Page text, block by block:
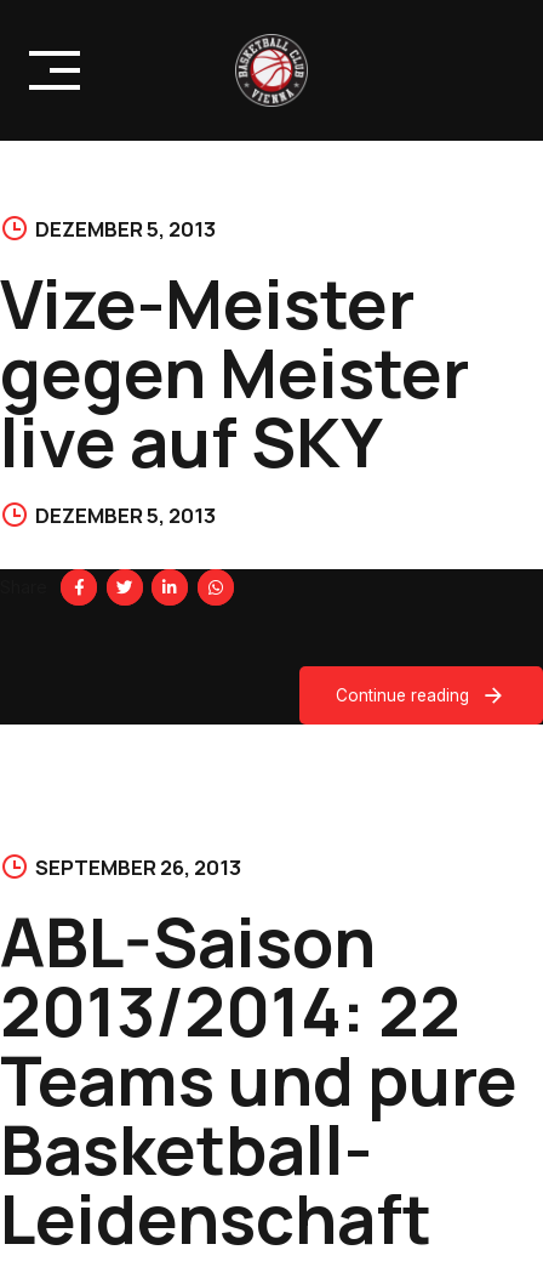
content
DEZEMBER 5, 2013
Vize-Meister
gegen Meister
live auf SKY
DEZEMBER 5, 2013
Continue reading
SEPTEMBER 26, 2013
ABL-Saison
2013/2014: 22
Teams und pure
Basketball-
Leidenschaft